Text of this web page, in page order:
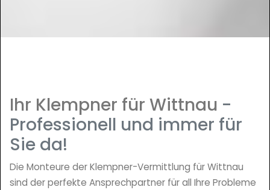
Ihr Klempner für Wittnau -
Professionell und immer für
Sie da!
Die Monteure der Klempner-Vermittlung für Wittnau
sind der perfekte Ansprechpartner für all Ihre Probleme